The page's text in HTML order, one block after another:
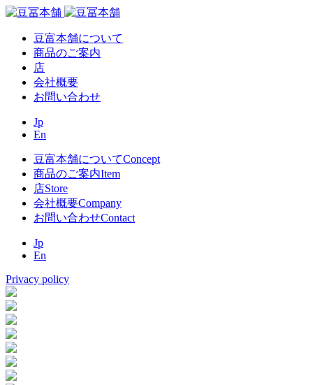
豆富本舗について
商品のご案内
店
会社概要
お問い合わせ
Jp
En
豆富本舗についてConcept
商品のご案内Item
店Store
会社概要Company
お問い合わせContact
Jp
En
Privacy policy